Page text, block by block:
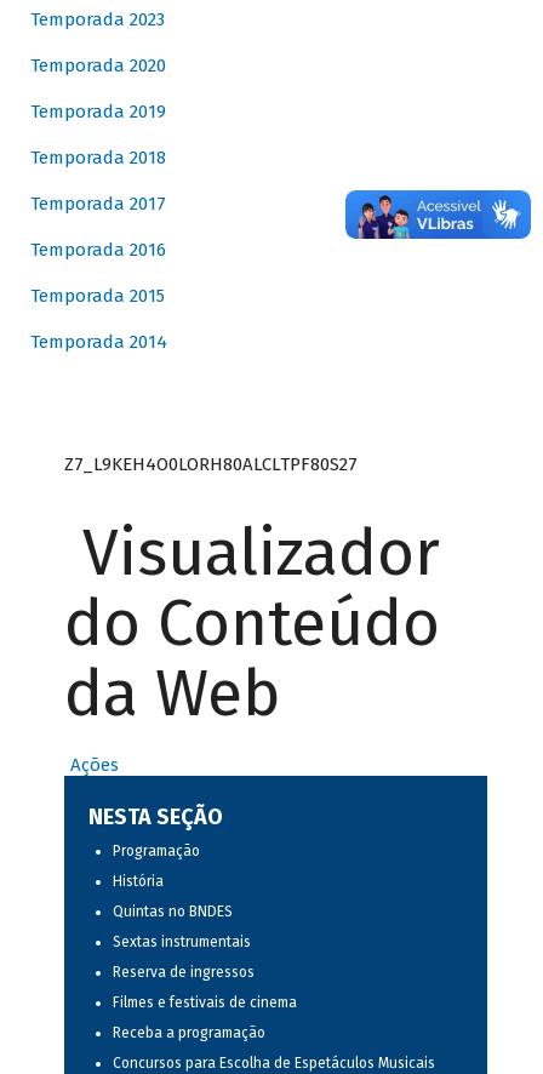
Temporada 2023
Temporada 2020
Temporada 2019
Temporada 2018
Temporada 2017
Temporada 2016
Temporada 2015
Temporada 2014
Z7_L9KEH4O0LORH80ALCLTPF80S27
Visualizador
do Conteúdo
da Web
Ações
NESTA SEÇÃO
Programação
História
Quintas no BNDES
Sextas instrumentais
Reserva de ingressos
Filmes e festivais de cinema
Receba a programação
Concursos para Escolha de Espetáculos Musicais